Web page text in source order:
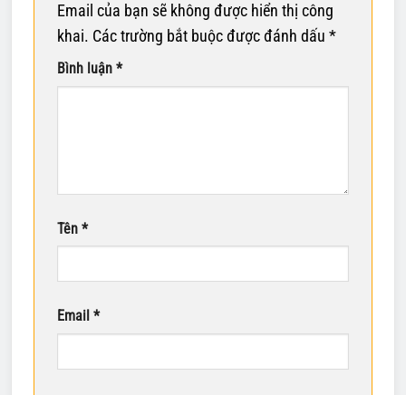
Email của bạn sẽ không được hiển thị công
khai. Các trường bắt buộc được đánh dấu *
Bình luận *
Tên *
Email *